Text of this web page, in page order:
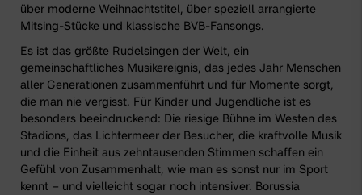
über moderne Weihnachtstitel, über speziell arrangierte
Mitsing-Stücke und klassische BVB-Fansongs.
Es ist das größte Rudelsingen der Welt, ein
gemeinschaftliches Musikereignis, das jedes Jahr Menschen
aller Generationen zusammenführt und für Momente sorgt,
die man nie vergisst. Für Kinder und Jugendliche ist es
besonders beeindruckend: Die riesige Bühne im Westen des
Stadions, das Lichtermeer der Besucher, die kraftvolle Musik
und die Einheit aus zehntausenden Stimmen schaffen ein
Gefühl von Zusammenhalt, wie man es sonst nur im Sport
kennt – und vielleicht sogar noch intensiver. Borussia